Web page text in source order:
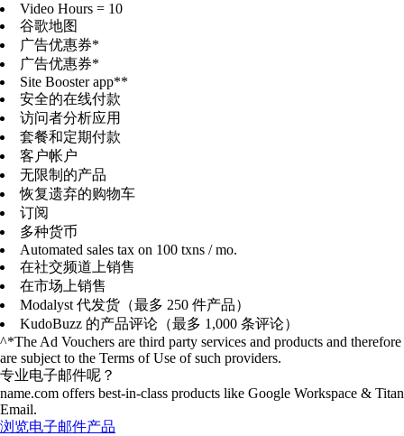
Video Hours = 10
谷歌地图
广告优惠券*
广告优惠券*
Site Booster app**
安全的在线付款
访问者分析应用
套餐和定期付款
客户帐户
无限制的产品
恢复遗弃的购物车
订阅
多种货币
Automated sales tax on 100 txns / mo.
在社交频道上销售
在市场上销售
Modalyst 代发货（最多 250 件产品）
KudoBuzz 的产品评论（最多 1,000 条评论）
^*The Ad Vouchers are third party services and products and therefore
are subject to the Terms of Use of such providers.
专业电子邮件呢？
name.com offers best-in-class products like Google Workspace & Titan
Email.
浏览电子邮件产品